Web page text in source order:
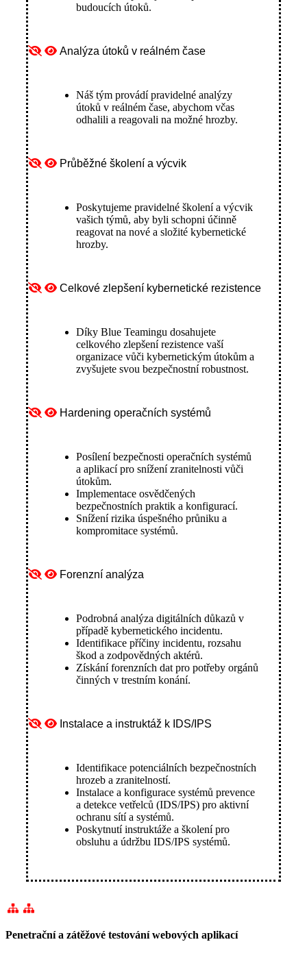
budoucích útoků.
Analýza útoků v reálném čase
Náš tým provádí pravidelné analýzy
útoků v reálném čase, abychom včas
odhalili a reagovali na možné hrozby.
Průběžné školení a výcvik
Poskytujeme pravidelné školení a výcvik
vašich týmů, aby byli schopni účinně
reagovat na nové a složité kybernetické
hrozby.
Celkové zlepšení kybernetické rezistence
Díky Blue Teamingu dosahujete
celkového zlepšení rezistence vaší
organizace vůči kybernetickým útokům a
zvyšujete svou bezpečnostní robustnost.
Hardening operačních systémů
Posílení bezpečnosti operačních systémů
a aplikací pro snížení zranitelnosti vůči
útokům.
Implementace osvědčených
bezpečnostních praktik a konfigurací.
Snížení rizika úspešného průniku a
kompromitace systémů.
Forenzní analýza
Podrobná analýza digitálních důkazů v
případě kybernetického incidentu.
Identifikace příčiny incidentu, rozsahu
škod a zodpovědných aktérů.
Získání forenzních dat pro potřeby orgánů
činných v trestním konání.
Instalace a instruktáž k IDS/IPS
Identifikace potenciálních bezpečnostních
hrozeb a zranitelností.
Instalace a konfigurace systémů prevence
a detekce vetřelců (IDS/IPS) pro aktivní
ochranu sítí a systémů.
Poskytnutí instruktáže a školení pro
obsluhu a údržbu IDS/IPS systémů.
Penetrační a zátěžové testování webových aplikací